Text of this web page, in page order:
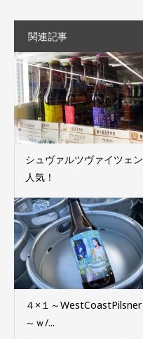
関連記事
シュヴァルツヴァイツェン
人気！
４×１～WestCoastPilsner
～ｗ/...